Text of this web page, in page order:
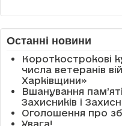
Останні новини
Короткострокові
числа ветеранів
Харківщини»
Вшанування
Захисників і
Оголошення про
Увага!